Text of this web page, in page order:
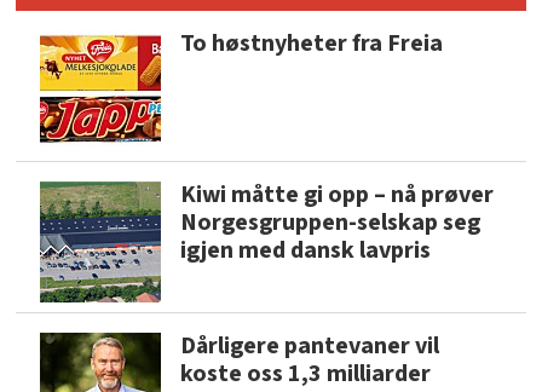
To høstnyheter fra Freia
Kiwi måtte gi opp – nå prøver
Norgesgruppen-selskap seg
igjen med dansk lavpris
Dårligere pantevaner vil
koste oss 1,3 milliarder